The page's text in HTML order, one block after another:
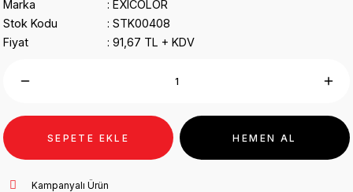
Marka
EXICOLOR
Stok Kodu
STK00408
Fiyat
91,67 TL + KDV
SEPETE EKLE HEMEN AL
Kampanyalı Ürün